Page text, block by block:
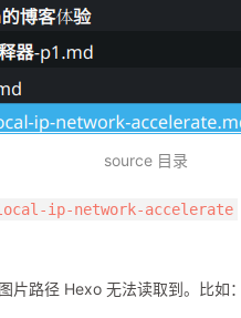
source 目录
ip-network-accelerate
路径 Hexo 无法读取到。比如：